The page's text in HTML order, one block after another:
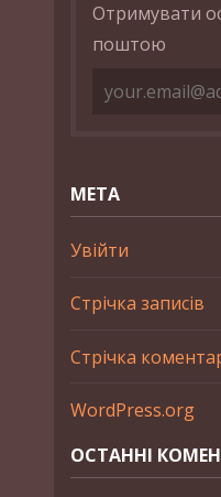
Отримувати
поштою
МЕТА
Увійти
Стрічка записів
Стрічка
WordPress.org
ОСТАННІ